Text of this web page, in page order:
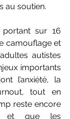
au soutien.
sur 16
camouflage et
autistes
importants
l’anxiété, la
tout en
reste encore
et que les